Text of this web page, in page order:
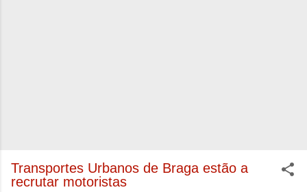
Transportes Urbanos de Braga estão a
recrutar motoristas